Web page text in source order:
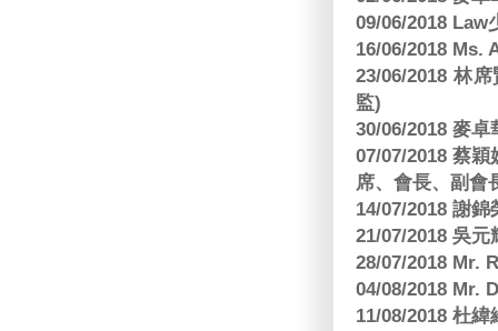
09/06/2018 Law
16/06/2018 Ms.
23/06/2018 林
監)
30/06/2018 麥
07/07/2018 蔡
席、會長、副會
14/07/2018 謝
21/07/2018 吳元
28/07/2018 Mr.
04/08/2018 Mr.
11/08/2018 杜